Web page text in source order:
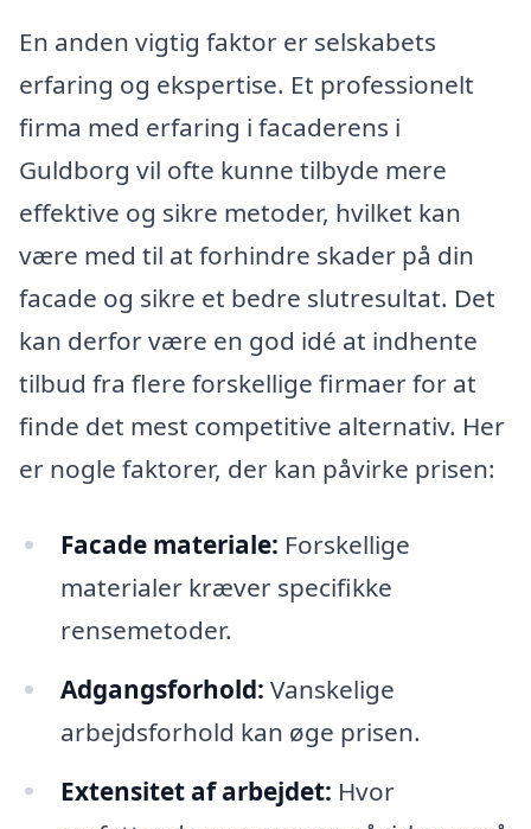
En anden vigtig faktor er selskabets
erfaring og ekspertise. Et professionelt
firma med erfaring i facaderens i
Guldborg vil ofte kunne tilbyde mere
effektive og sikre metoder, hvilket kan
være med til at forhindre skader på din
facade og sikre et bedre slutresultat. Det
kan derfor være en god idé at indhente
tilbud fra flere forskellige firmaer for at
finde det mest competitive alternativ. Her
er nogle faktorer, der kan påvirke prisen:
Facade materiale: Forskellige
materialer kræver specifikke
rensemetoder.
Adgangsforhold: Vanskelige
arbejdsforhold kan øge prisen.
Extensitet af arbejdet: Hvor